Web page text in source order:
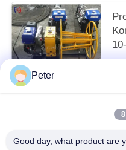
Peter
Good day, what product are